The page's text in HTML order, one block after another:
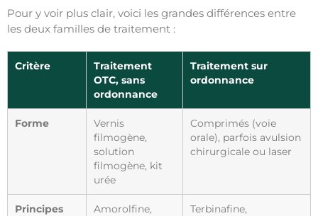
Pour y voir plus clair, voici les grandes différences entre
les deux familles de traitement :
Critère
Traitement
OTC, sans
ordonnance
Traitement sur
ordonnance
Forme
Vernis
filmogène,
solution
filmogène, kit
urée
Comprimés (voie
orale), parfois avulsion
chirurgicale ou laser
Principes Amorolfine, Terbinafine,